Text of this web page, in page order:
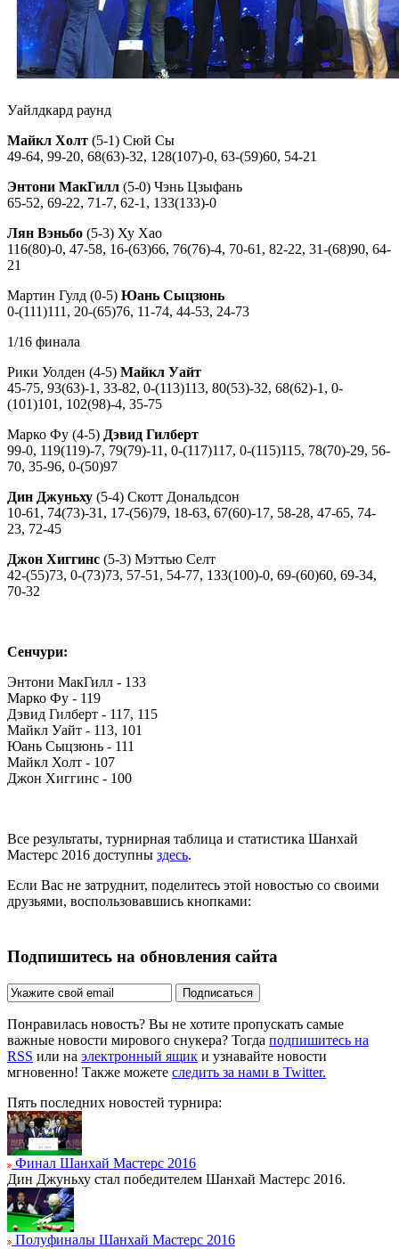
Уайлдкард раунд
Майкл Холт (5-1) Сюй Сы
49-64, 99-20, 68(63)-32, 128(107)-0, 63-(59)60, 54-21
Энтони МакГилл (5-0) Чэнь Цзыфань
65-52, 69-22, 71-7, 62-1, 133(133)-0
Лян Вэньбо (5-3) Ху Хао
116(80)-0, 47-58, 16-(63)66, 76(76)-4, 70-61, 82-22, 31-(68)90, 64-
21
Мартин Гулд (0-5) Юань Сыцзюнь
0-(111)111, 20-(65)76, 11-74, 44-53, 24-73
1/16 финала
Рики Уолден (4-5) Майкл Уайт
45-75, 93(63)-1, 33-82, 0-(113)113, 80(53)-32, 68(62)-1, 0-
(101)101, 102(98)-4, 35-75
Марко Фу (4-5) Дэвид Гилберт
99-0, 119(119)-7, 79(79)-11, 0-(117)117, 0-(115)115, 78(70)-29, 56-
70, 35-96, 0-(50)97
Дин Джуньху (5-4) Скотт Дональдсон
10-61, 74(73)-31, 17-(56)79, 18-63, 67(60)-17, 58-28, 47-65, 74-
23, 72-45
Джон Хиггинс (5-3) Мэттью Селт
42-(55)73, 0-(73)73, 57-51, 54-77, 133(100)-0, 69-(60)60, 69-34,
70-32
Сенчури:
Энтони МакГилл - 133
Марко Фу - 119
Дэвид Гилберт - 117, 115
Майкл Уайт - 113, 101
Юань Сыцзюнь - 111
Майкл Холт - 107
Джон Хиггинс - 100
Все результаты, турнирная таблица и статистика Шанхай
Мастерс 2016 доступны здесь.
Если Вас не затруднит, поделитесь этой новостью со своими
друзьями, воспользовавшись кнопками:
Подпишитесь на обновления сайта
Подписаться
Понравилась новость? Вы не хотите пропускать самые
важные новости мирового снукера? Тогда подпишитесь на
RSS или на электронный ящик и узнавайте новости
мгновенно! Также можете следить за нами в Twitter.
Пять последних новостей турнира:
Финал Шанхай Мастерс 2016
Дин Джуньху стал победителем Шанхай Мастерс 2016.
Полуфиналы Шанхай Мастерс 2016